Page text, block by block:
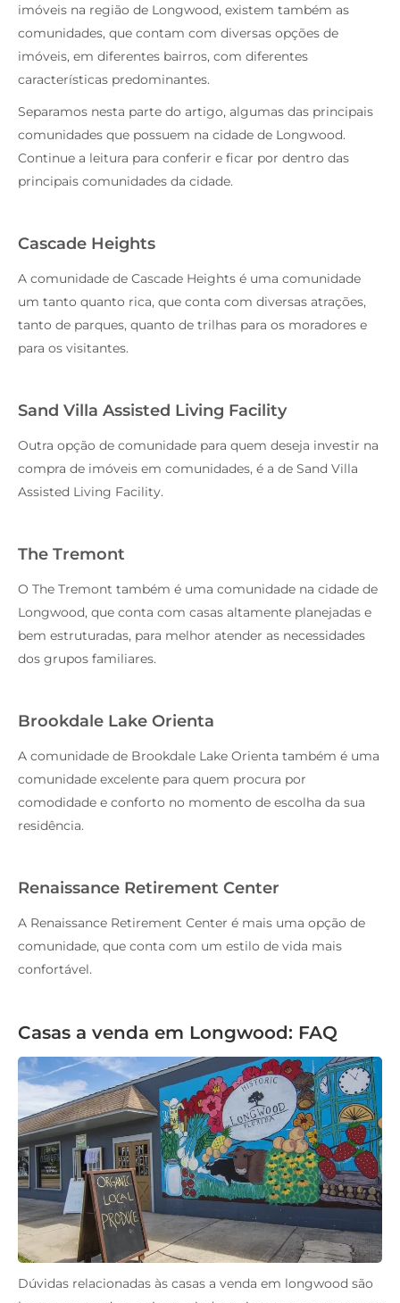
imóveis na região de Longwood, existem também as
comunidades, que contam com diversas opções de
imóveis, em diferentes bairros, com diferentes
características predominantes.
Separamos nesta parte do artigo, algumas das principais
comunidades que possuem na cidade de Longwood.
Continue a leitura para conferir e ficar por dentro das
principais comunidades da cidade.
Cascade Heights
A comunidade de Cascade Heights é uma comunidade
um tanto quanto rica, que conta com diversas atrações,
tanto de parques, quanto de trilhas para os moradores e
para os visitantes.
Sand Villa Assisted Living Facility
Outra opção de comunidade para quem deseja investir na
compra de imóveis em comunidades, é a de Sand Villa
Assisted Living Facility.
The Tremont
O The Tremont também é uma comunidade na cidade de
Longwood, que conta com casas altamente planejadas e
bem estruturadas, para melhor atender as necessidades
dos grupos familiares.
Brookdale Lake Orienta
A comunidade de Brookdale Lake Orienta também é uma
comunidade excelente para quem procura por
comodidade e conforto no momento de escolha da sua
residência.
Renaissance Retirement Center
A Renaissance Retirement Center é mais uma opção de
comunidade, que conta com um estilo de vida mais
confortável.
Casas a venda em Longwood: FAQ
Dúvidas relacionadas às casas a venda em longwood são